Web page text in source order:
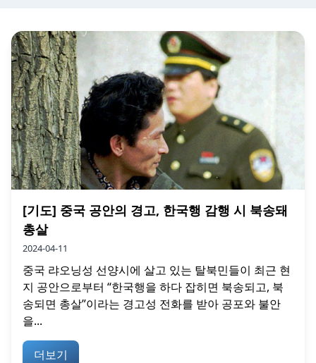
[기도] 중국 공안의 경고, 한국행 감행 시 북송돼
총살
2024-04-11
중국 랴오닝성 선양시에 살고 있는 탈북민들이 최근 현
지 공안으로부터 “한국행을 하다 잡히면 북송되고, 북
송되면 총살”이라는 경고성 전화를 받아 공포와 불안
을...
더보기